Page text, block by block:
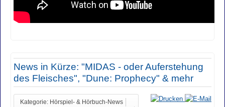
News in Kürze: "MIDAS - oder Auferstehung
des Fleisches", "Dune: Prophecy" & mehr
Kategorie: Hörspiel- & Hörbuch-News